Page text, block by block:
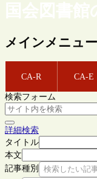
国会図書館
メインメニュー
CA-R CA-E
検索フォーム
詳細検索
タイトル
本文
記事種別
検索したい記